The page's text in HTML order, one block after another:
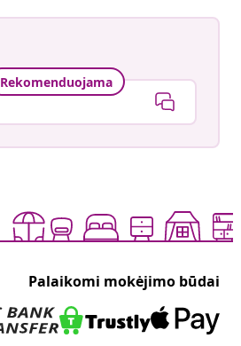
Rekomenduojama
Palaikomi mokėjimo būdai